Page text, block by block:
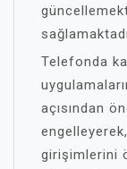
Telefonda
açısından
girişimlerini